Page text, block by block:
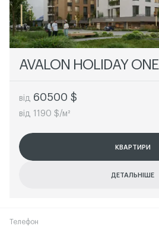
AVALON HOLIDAY ONE
від 60500 $
від 1190 $/м²
КВАРТИРИ
КВАРТИРИ
КВАРТИРИ
КВАРТИРИ
ДЕТАЛЬНІШЕ
ДЕТАЛЬНІШЕ
ДЕТАЛЬНІШЕ
ДЕТАЛЬНІШЕ
Телефон